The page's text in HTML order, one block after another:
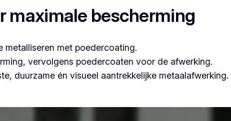
maximale bescherming
metalliseren met poedercoating.
vervolgens poedercoaten voor de afwerking.
duurzame én visueel aantrekkelijke metaalafwerking.